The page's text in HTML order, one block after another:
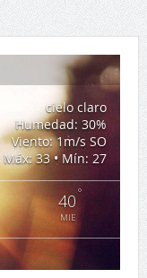
cielo claro
Humedad: 30%
Viento: 1m/s SO
Máx: 33 • Mín: 27
40 °
MIE